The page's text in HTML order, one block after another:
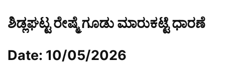
ಶಿಡ್ಲಘಟ್ಟ ರೇಷ್ಮೆ ಗೂಡು ಮಾರುಕಟ್ಟೆ ಧಾರಣೆ
Date: 10/05/2026